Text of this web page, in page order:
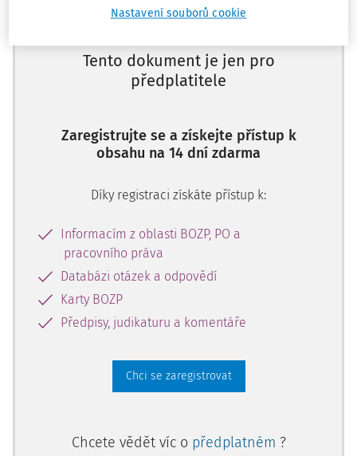
Tento dokument je jen pro
předplatitele
Zaregistrujte se a získejte přístup k
obsahu na 14 dní zdarma
Díky registraci získáte přístup k:
Informacím z oblasti BOZP, PO a
pracovního práva
Databázi otázek a odpovědí
Karty BOZP
Předpisy, judikaturu a komentáře
Chci se zaregistrovat
Chcete vědět víc o předplatném ?
Nastavení souborů cookie